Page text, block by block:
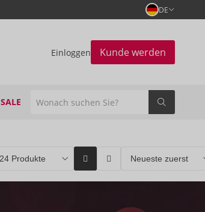
DE
Einloggen Kunde werden
SALE